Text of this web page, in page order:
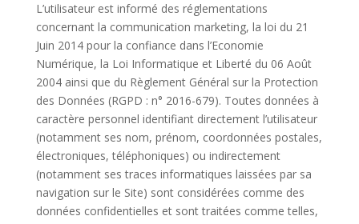
L’utilisateur est informé des réglementations
concernant la communication marketing, la loi du 21
Juin 2014 pour la confiance dans l’Economie
Numérique, la Loi Informatique et Liberté du 06 Août
2004 ainsi que du Règlement Général sur la Protection
des Données (RGPD : n° 2016-679). Toutes données à
caractère personnel identifiant directement l’utilisateur
(notamment ses nom, prénom, coordonnées postales,
électroniques, téléphoniques) ou indirectement
(notamment ses traces informatiques laissées par sa
navigation sur le Site) sont considérées comme des
données confidentielles et sont traitées comme telles,